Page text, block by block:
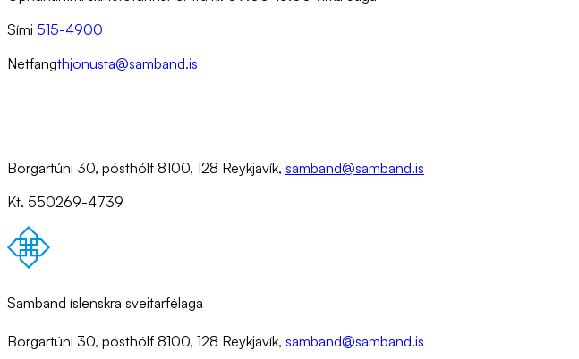
Sími 515-4900
Netfangthjonusta@samband.is
Borgartúni 30, pósthólf 8100, 128 Reykjavík, samband@samband.is
Kt. 550269-4739
Samband íslenskra sveitarfélaga
Borgartúni 30, pósthólf 8100, 128 Reykjavík, samband@samband.is